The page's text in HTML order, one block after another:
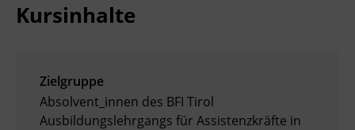
Kursinhalte
Zielgruppe
Absolvent_innen des BFI Tirol
Ausbildungslehrgangs für Assistenzkräfte in